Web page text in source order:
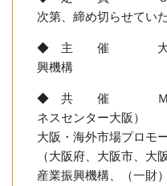
次第、締め切らせてい
◆ 主 催 大阪府、
興機構
◆ 共 催 ＭＯＢＩ
ネスセンター大阪）
大阪・海外市場プロモ
（大阪府、大阪市、大
産業振興機構、（一財